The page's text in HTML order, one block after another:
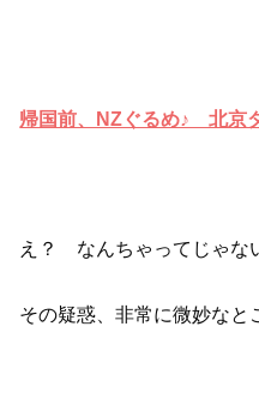
帰国前、NZぐるめ♪ 北京
え？ なんちゃってじゃな
その疑惑、非常に微妙なと